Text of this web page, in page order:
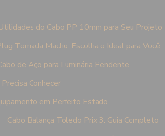
do Cabo PP 10mm para Seu Projeto
Tomada Macho: Escolha o Ideal para Você
de Aço para Luminária Pendente
Conhecer
em Perfeito Estado
Cabo Balança Toledo Prix 3: Guia Completo